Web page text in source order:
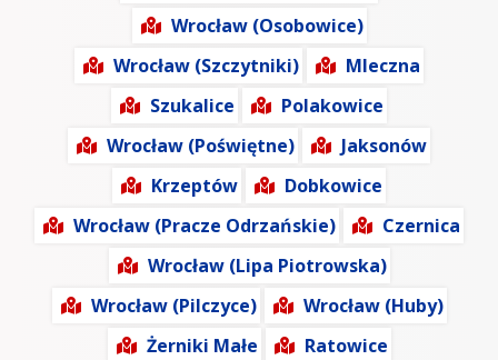
Wrocław (Osobowice)
Wrocław (Szczytniki)
Mleczna
Szukalice
Polakowice
Wrocław (Poświętne)
Jaksonów
Krzeptów
Dobkowice
Wrocław (Pracze Odrzańskie)
Czernica
Wrocław (Lipa Piotrowska)
Wrocław (Pilczyce)
Wrocław (Huby)
Żerniki Małe
Ratowice